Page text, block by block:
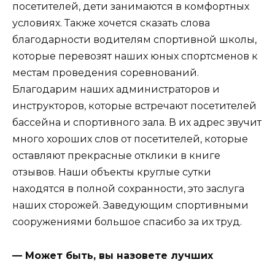
посетителей, дети занимаются в комфортных
условиях. Также хочется сказать слова
благодарности водителям спортивной школы,
которые перевозят наших юных спортсменов к
местам проведения соревнований.
Благодарим наших администраторов и
инструкторов, которые встречают посетителей
бассейна и спортивного зала. В их адрес звучит
много хороших слов от посетителей, которые
оставляют прекрасные отклики в книге
отзывов. Наши объекты круглые сутки
находятся в полной сохранности, это заслуга
наших сторожей. Заведующим спортивными
сооружениями большое спасибо за их труд.
— Может быть, вы назовете лучших